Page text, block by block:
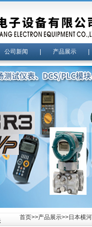
公司新闻 产品展示
首页>>产品展示>>日本横